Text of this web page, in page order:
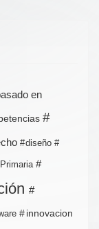
en
diseño
innovacion